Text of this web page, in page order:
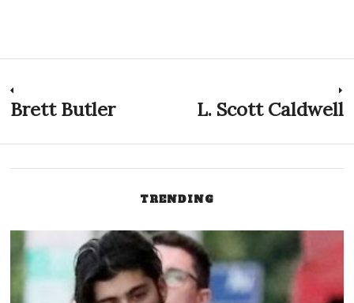
Navegación
de
Previous
Brett Butler L. Scott Caldwell
TRENDING